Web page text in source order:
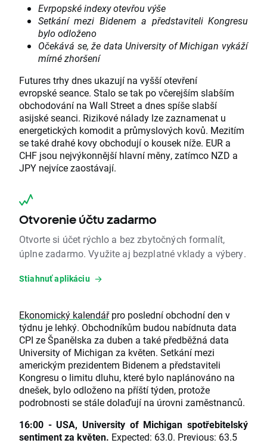
Evrpopské indexy otevřou výše
Setkání mezi Bidenem a představiteli Kongresu
bylo odloženo
Očekává se, že data University of Michigan vykáží
mírné zhoršení
Futures trhy dnes ukazují na vyšší otevření
evropské seance. Stalo se tak po včerejším slabším
obchodování na Wall Street a dnes spíše slabší
asijské seanci. Rizikové nálady lze zaznamenat u
energetických komodit a průmyslových kovů. Mezitím
se také drahé kovy obchodují o kousek níže. EUR a
CHF jsou nejvýkonnější hlavní měny, zatímco NZD a
JPY nejvíce zaostávají.
Otvorenie účtu zadarmo
Otvorte si účet rýchlo a bez zbytočných formalít,
úplne zadarmo. Využite aj bezplatné vklady a výbery.
Stiahnuť aplikáciu
Ekonomický kalendářpro poslední obchodní den v
týdnu je lehký. Obchodníkům budou nabídnuta data
CPI ze Španělska za duben a také předběžná data
University of Michigan za květen. Setkání mezi
americkým prezidentem Bidenem a představiteli
Kongresu o limitu dluhu, které bylo naplánováno na
dnešek, bylo odloženo na příští týden, protože
podrobnosti se stále dolaďují na úrovni zaměstnanců.
16:00 - USA, University of Michigan spotřebitelský
sentiment za květen. Expected: 63.0. Previous: 63.5